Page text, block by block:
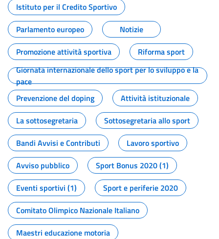
Istituto per il Credito Sportivo
Parlamento europeo
Notizie
Promozione attività sportiva
Riforma sport
Giornata internazionale dello sport per lo sviluppo e la
pace
Prevenzione del doping
Attività istituzionale
La sottosegretaria
Sottosegretaria allo sport
Bandi Avvisi e Contributi
Lavoro sportivo
Avviso pubblico
Sport Bonus 2020 (1)
Eventi sportivi (1)
Sport e periferie 2020
Comitato Olimpico Nazionale Italiano
Maestri educazione motoria